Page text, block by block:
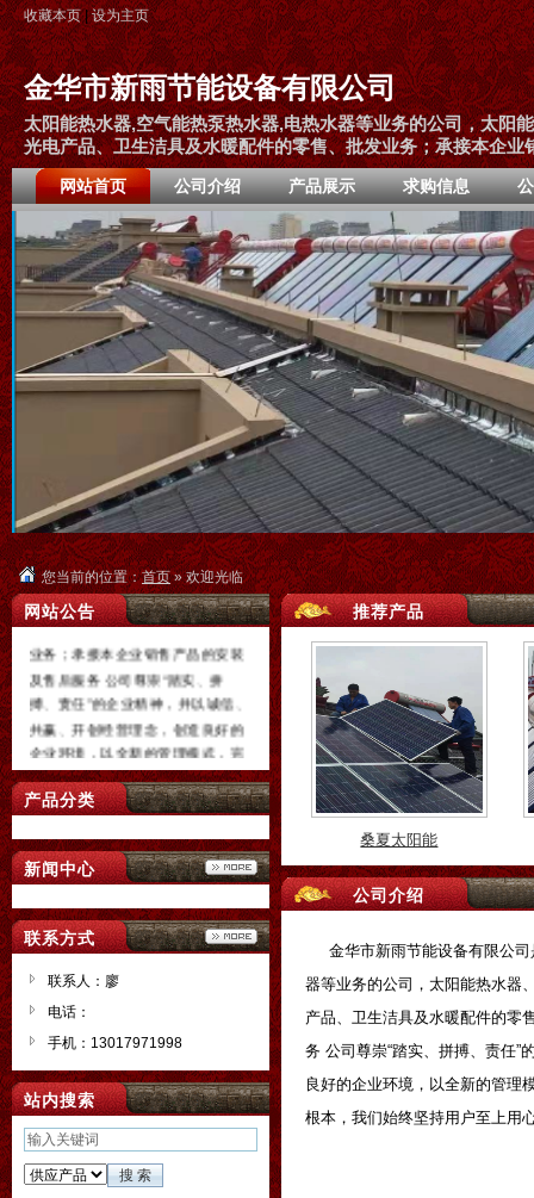
收藏本页|设为主页
金华市新雨节能设备有限公司
太阳能热水器,空气能热泵热水器,电热水器等业务的公司，太阳
光电产品、卫生洁具及水暖配件的零售、批发业务；承接本企业
网站首页 公司介绍 产品展示 求购信息
您当前的位置：首页» 欢迎光临
网站公告
金华市新雨节能设备有限公司是一
家从事太阳能热水器,空气能热泵热
水器,电热水器等业务的公司，太阳
能热水器、空气能热泵热水器、电
热水器、空调、太阳能光电产品、
卫生洁具及水暖配件的零售、批发
及售后服务 公司尊崇“踏实、拼
搏、责任”的企业精神，并以诚信、
共赢、开创经营理念，创造良好的
企业环境，以全新的管理模式，完
善的技术，周到的服务，卓越的品
质为生存根本，我们始终坚持用户
至上用心服务于客户，坚持用自己
的服务去打动客户
产品分类
新闻中心
联系方式
联系人：廖
电话：
手机：13017971998
站内搜索
推荐产品
桑夏太阳能
桑夏太阳能
公司介绍
金华市新雨节能设备有限公司
器等业务的公司，太阳能热水器
产品、卫生洁具及水暖配件的零
务 公司尊崇“踏实、拼搏、责任”
良好的企业环境，以全新的管理
根本，我们始终坚持用户至上用